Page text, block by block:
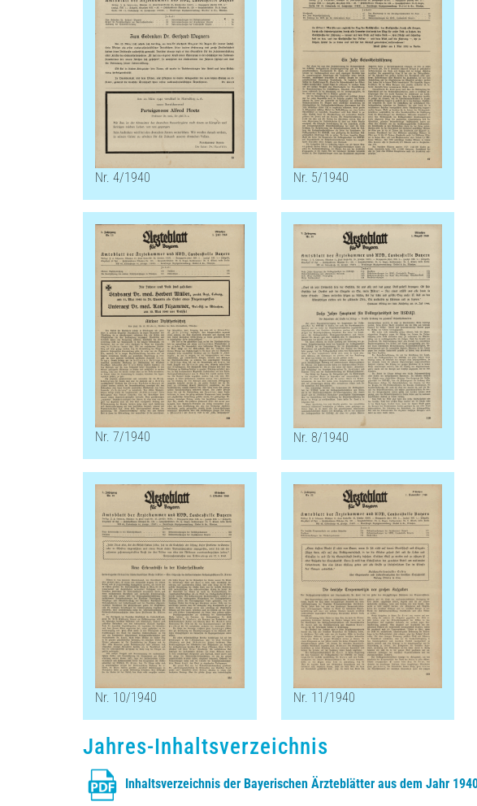
Nr. 4/1940 Nr. 5/1940
Nr. 7/1940 Nr. 8/1940
Nr. 10/1940 Nr. 11/1940
Jahres-Inhaltsverzeichnis
Inhaltsverzeichnis der Bayerischen Ärzteblätter aus dem Jahr